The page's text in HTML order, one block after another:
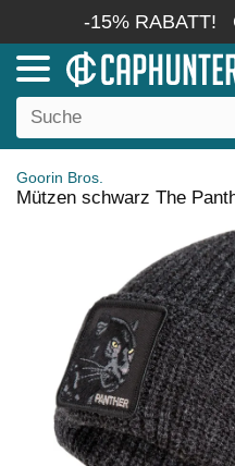
-15% RABATT!
Goorin Bros.
Mützen schwarz The